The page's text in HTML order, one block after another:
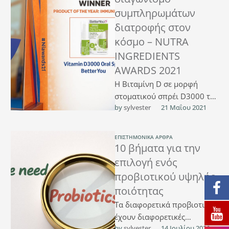
συμπληρωμάτων
διατροφής στον
κόσμο – NUTRA
INGREDIENTS
AWARDS 2021
Η Βιταμίνη D σε μορφή
στοματικού σπρέι D3000 της
Better You κατακτά τον τίτλο
by sylvester 21 Μαΐου 2021
ΕΠΙΣΤΗΜΟΝΙΚΆ ΆΡΘΡΑ
10 βήματα για την
επιλογή ενός
προβιοτικού υψηλής
ποιότητας
Τα διαφορετικά προβιοτικά
έχουν διαφορετικές